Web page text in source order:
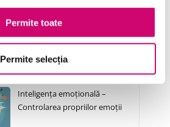
Permite toate
Permite selecția
Elementele de bază în
gestionarea furiei
Inteligența emoțională –
Controlarea propriilor emoții